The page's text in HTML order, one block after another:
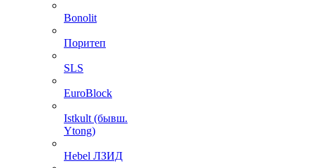
Bonolit
Поритеп
SLS
EuroBlock
Istkult (бывш.
Ytong)
Hebel ЛЗИД